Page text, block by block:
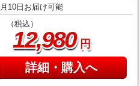
10日お届け可能
（税込）
12,980円
詳細・購入へ